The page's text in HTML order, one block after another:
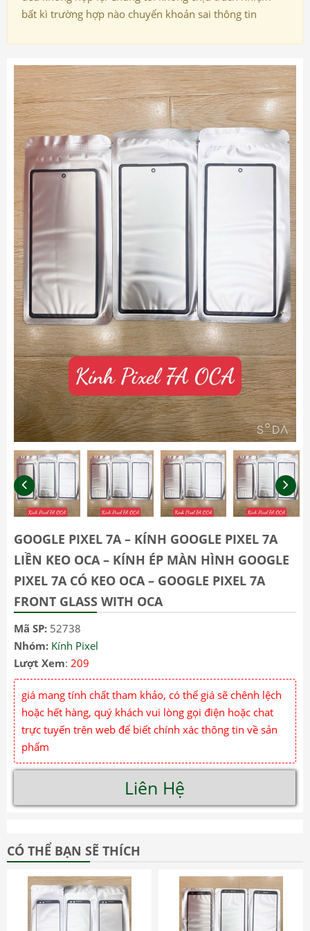
bất kì trường hợp nào chuyển khoản sai thông tin
GOOGLE PIXEL 7A – KÍNH GOOGLE PIXEL 7A
LIỀN KEO OCA – KÍNH ÉP MÀN HÌNH GOOGLE
PIXEL 7A CÓ KEO OCA – GOOGLE PIXEL 7A
FRONT GLASS WITH OCA
Mã SP: 52738
Nhóm: Kính Pixel
Lượt Xem: 209
giá mang tính chất tham khảo, có thể giá sẽ chênh lệch
hoặc hết hàng, quý khách vui lòng gọi điện hoặc chat
trực tuyến trên web để biết chính xác thông tin về sản
phẩm
Liên Hệ
CÓ THỂ BẠN SẼ THÍCH